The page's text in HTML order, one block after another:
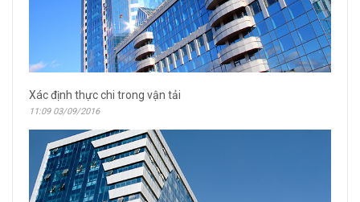
Xác định thực chi trong vận tải
11:09 03/09/2016